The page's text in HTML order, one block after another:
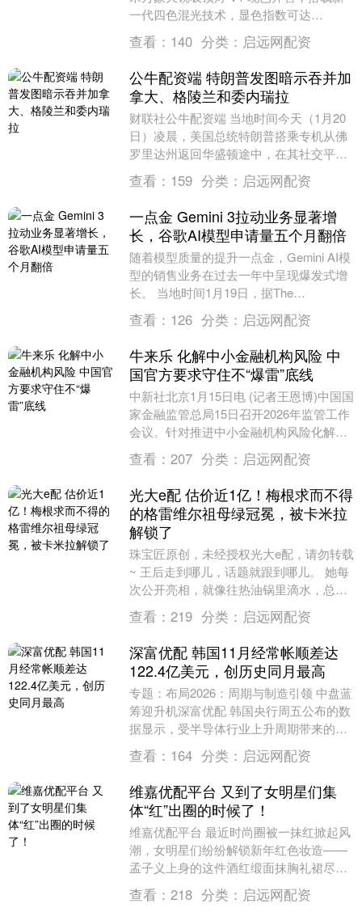
一代四色混光技术，显色指数可达
Ra97，兼容 HomeKit 生....
查看： 140 分类： 启远网配资
公牛配资端 特朗普发图暗示吞并加
拿大、格陵兰和委内瑞拉
财联社公牛配资端 当地时间今天（1月20
日）凌晨，美国总统特朗普搭乘专机从佛
罗里达州返回华盛顿途中，在其社交平
台“真实社交”上发图，暗示吞并丹麦自治
领地格陵兰岛....
查看： 159 分类： 启远网配资
一点金 Gemini 3拉动业务显著增
长，谷歌AI模型申请量五个月翻倍
随着模型质量的提升一点金，Gemini AI模
型的销售业务在过去一年中呈现爆发式增
长。 当地时间1月19日，据The
Information援引谷歌内部数据指出....
查看： 126 分类： 启远网配资
牛来乐 化解中小金融机构风险 中
国官方要求守住不“爆雷”底线
中新社北京1月15日电 (记者王恩博)中国国
家金融监管总局15日召开2026年监管工作
会议。针对推进中小金融机构风险化解，
会议强调牛来乐，着力处置存量风险，坚
决....
查看： 207 分类： 启远网配资
光大e配 估价近1亿！梅根求而不得
的格雷维尔祖母绿冠冕，被卡米拉
解锁了
珠宝匠原创，未经授权光大e配，请勿转载
~ 王后走到哪儿，话题就跟到哪儿。 她每
次公开亮相，就像往热油锅里滴水，总能
瞬间引爆舆论的沸点。 然而，前不久的一
场外交招....
查看： 219 分类： 启远网配资
深富优配 韩国11月经常帐顺差达
122.4亿美元，创历史同月最高
专题：布局2026：周期与制造引领 中盘蓝
筹迎升机深富优配 韩国央行周五公布的数
据显示，受半导体行业上升周期带来的强
劲出口的支持，韩国11月份的经常账户顺
差达到....
查看： 164 分类： 启远网配资
维嘉优配平台 又到了女明星们集
体“红”出圈的时候了！
维嘉优配平台 最近时尚圈被一抹红掀起风
潮，女明星们纷纷解锁新年红色妆造——
孟子义上身的这件酒红缎面抹胸礼裙尽显
曼妙身段，搭配同色系皮草外套更添了几
分慵懒华贵，整....
查看： 218 分类： 启远网配资